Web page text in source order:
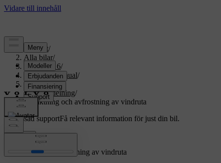
Support/
Alla bilar/
XC70 2016/
Användarmanual/
Klimat/
Luftfördelning/
Avfuktning och avfrostning av vindruta
Anpassad supportFå relevant information för just din bil.
Avfuktning och avfrostning av vindruta